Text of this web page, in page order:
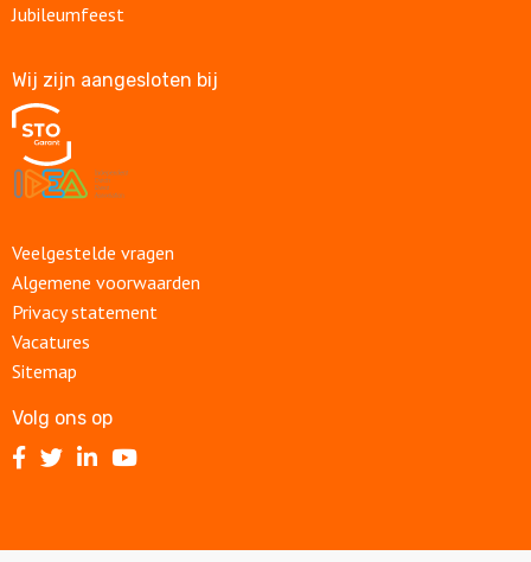
Jubileumfeest
Wij zijn aangesloten bij
Veelgestelde vragen
Algemene voorwaarden
Privacy statement
Vacatures
Sitemap
Volg ons op
Volg
Facebook
Volg
Twitter
Volg
LinkedIn
Volg
Youtube